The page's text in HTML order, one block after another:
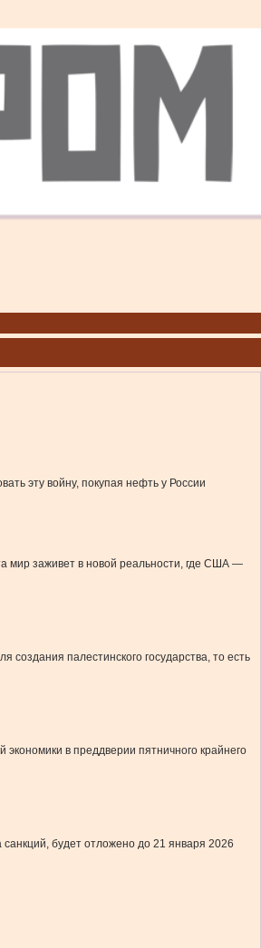
эту войну, покупая нефть у России
мир заживет в новой реальности, где США —
палестинского государства, то есть
в преддверии пятничного крайнего
будет отложено до 21 января 2026